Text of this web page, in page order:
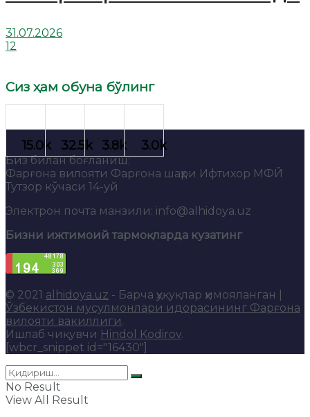
31.07.2026
12
Сиз ҳам обуна бўлинг
Биз билан боғланиш:
Фарғона вилояти Фарғона шаҳри Ифтихор МФЙ
Тутзор кўчаси 14-уй
Электрон почта манзили: info@alhidoya.uz
Бизни ижтимоий тармоқларда кузатинг
© 2021 alhidoya.uz - Барча ҳуқуқлар ҳимояланган |
Ўзбекистон мусулмонлари идорасининг Фарғона
вилояти вакиллиги.
Ишлаб чиқувчи Hindol Kodirov.
[wbcr_snippet id="16430"]
No Result
View All Result